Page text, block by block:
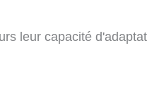
leur capacité